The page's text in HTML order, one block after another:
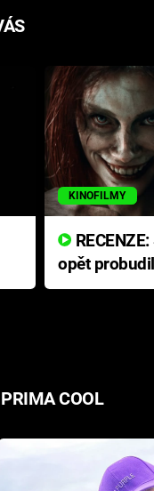
KINOFILMY
opět
přichází s
COOL